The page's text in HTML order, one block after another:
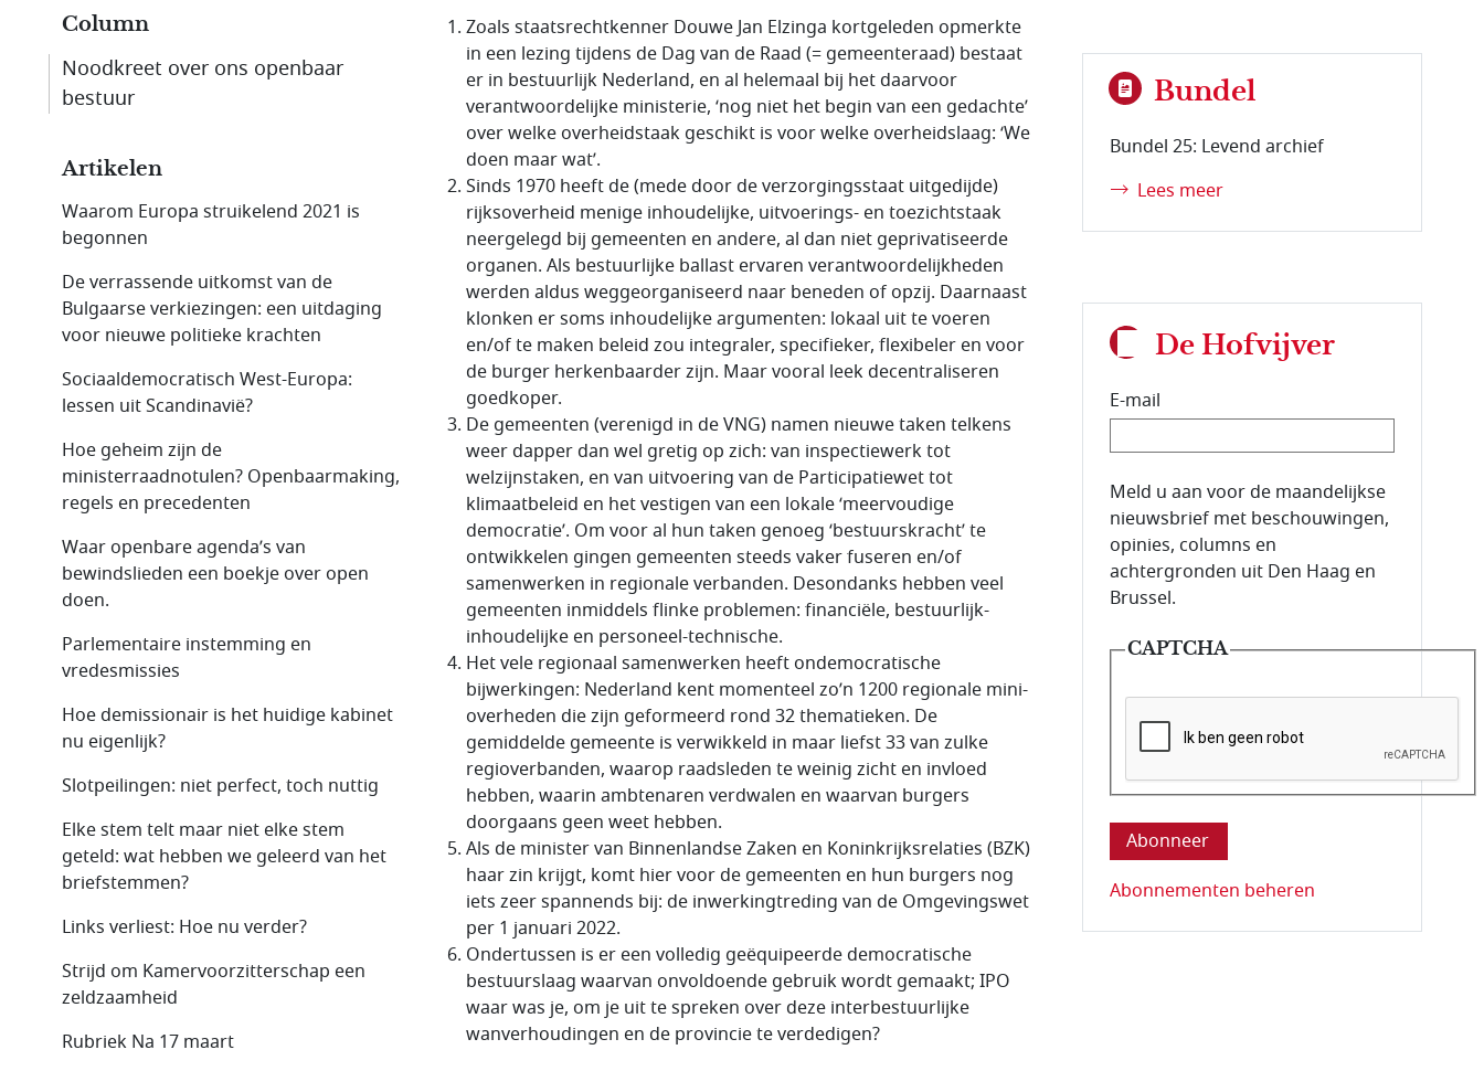
Zoals staatsrechtkenner Douwe Jan Elzinga kortgeleden opmerkte
in een lezing tijdens de Dag van de Raad (= gemeenteraad) bestaat
er in bestuurlijk Nederland, en al helemaal bij het daarvoor
verantwoordelijke ministerie, ‘nog niet het begin van een gedachte’
over welke overheidstaak geschikt is voor welke overheidslaag: ‘We
doen maar wat’.
Sinds 1970 heeft de (mede door de verzorgingsstaat uitgedijde)
rijksoverheid menige inhoudelijke, uitvoerings- en toezichtstaak
neergelegd bij gemeenten en andere, al dan niet geprivatiseerde
organen. Als bestuurlijke ballast ervaren verantwoordelijkheden
werden aldus weggeorganiseerd naar beneden of opzij. Daarnaast
klonken er soms inhoudelijke argumenten: lokaal uit te voeren
en/of te maken beleid zou integraler, specifieker, flexibeler en voor
de burger herkenbaarder zijn. Maar vooral leek decentraliseren
goedkoper.
De gemeenten (verenigd in de VNG) namen nieuwe taken telkens
weer dapper dan wel gretig op zich: van inspectiewerk tot
welzijnstaken, en van uitvoering van de Participatiewet tot
klimaatbeleid en het vestigen van een lokale ‘meervoudige
democratie’. Om voor al hun taken genoeg ‘bestuurskracht’ te
ontwikkelen gingen gemeenten steeds vaker fuseren en/of
samenwerken in regionale verbanden. Desondanks hebben veel
gemeenten inmiddels flinke problemen: financiële, bestuurlijk-
inhoudelijke en personeel-technische.
Het vele regionaal samenwerken heeft ondemocratische
bijwerkingen: Nederland kent momenteel zo’n 1200 regionale mini-
overheden die zijn geformeerd rond 32 thematieken. De
gemiddelde gemeente is verwikkeld in maar liefst 33 van zulke
regioverbanden, waarop raadsleden te weinig zicht en invloed
hebben, waarin ambtenaren verdwalen en waarvan burgers
doorgaans geen weet hebben.
Als de minister van Binnenlandse Zaken en Koninkrijksrelaties (BZK)
haar zin krijgt, komt hier voor de gemeenten en hun burgers nog
iets zeer spannends bij: de inwerkingtreding van de Omgevingswet
per 1 januari 2022.
Ondertussen is er een volledig geëquipeerde democratische
bestuurslaag waarvan onvoldoende gebruik wordt gemaakt; IPO
waar was je, om je uit te spreken over deze interbestuurlijke
wanverhoudingen en de provincie te verdedigen?
Column
Noodkreet over ons openbaar
bestuur
Artikelen
Waarom Europa struikelend 2021 is
begonnen
De verrassende uitkomst van de
Bulgaarse verkiezingen: een uitdaging
voor nieuwe politieke krachten
Sociaaldemocratisch West-Europa:
lessen uit Scandinavië?
Hoe geheim zijn de
ministerraadnotulen? Openbaarmaking,
regels en precedenten
Waar openbare agenda’s van
bewindslieden een boekje over open
doen.
Parlementaire instemming en
vredesmissies
Hoe demissionair is het huidige kabinet
nu eigenlijk?
Slotpeilingen: niet perfect, toch nuttig
Elke stem telt maar niet elke stem
geteld: wat hebben we geleerd van het
briefstemmen?
Links verliest: Hoe nu verder?
Strijd om Kamervoorzitterschap een
zeldzaamheid
Rubriek Na 17 maart
Bundel
Bundel 25: Levend archief
Lees meer
De Hofvijver
E-mail
E-mailadres van de abonnee.
Meld u aan voor de maandelijkse
nieuwsbrief met beschouwingen,
opinies, columns en
achtergronden uit Den Haag en
Brussel.
CAPTCHA
Deze vraag is om te controleren dat u
Abonnementen beheren